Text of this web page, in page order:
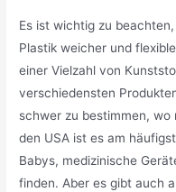
Es ist wichtig zu
Plastik weicher und
einer Vielzahl von
verschiedensten
schwer zu bestimmen, wo
den USA ist es am
Babys, medizinische
finden. Aber es gibt auch